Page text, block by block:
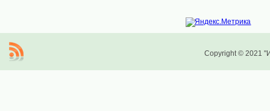
Copyright © 2021